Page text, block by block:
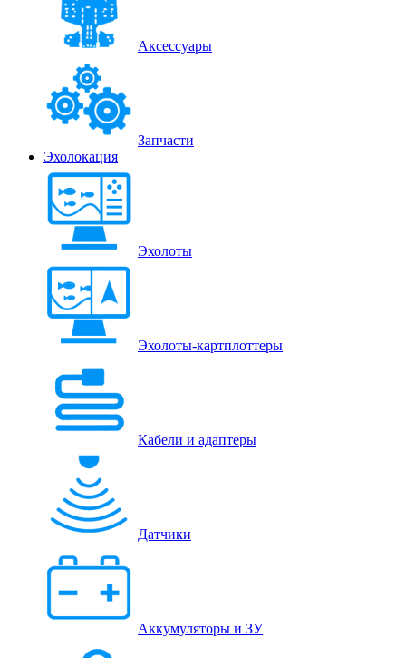
Аксессуары
Запчасти
Эхолокация
Эхолоты
Эхолоты-картплоттеры
Кабели и адаптеры
Датчики
Аккумуляторы и ЗУ